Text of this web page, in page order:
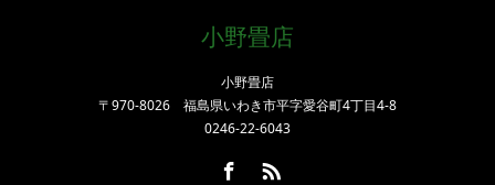
小野畳店
小野畳店
〒970-8026 福島県いわき市平字愛谷町4丁目4-8
0246-22-6043